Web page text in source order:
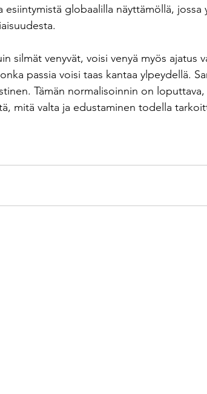
esiintymistä globaalilla näyttämöllä, jossa
silmät venyvät, voisi venyä myös ajatus
passia voisi taas kantaa ylpeydellä.
Tämän normalisoinnin on
mitä valta ja edustaminen todella